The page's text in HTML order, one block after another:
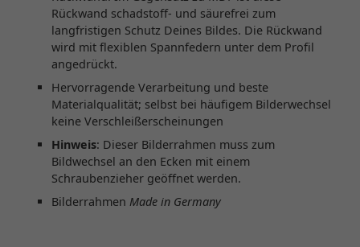
Rückwand schadstoff- und säurefrei zum
langfristigen Schutz Deines Bildes. Die Rückwand
wird mit flexiblen Spannfedern unter dem Profil
angedrückt.
Hervorragende Verarbeitung und beste
Materialqualität; selbst bei häufigem Bilderwechsel
keine Verschleißerscheinungen
Hinweis: Dieser Bilderrahmen muss zum
Bildwechsel an den Ecken mit einem
Schraubenzieher geöffnet werden.
Bilderrahmen Made in Germany